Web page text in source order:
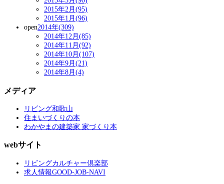
2015年2月(95)
2015年1月(96)
open2014年(309)
2014年12月(85)
2014年11月(92)
2014年10月(107)
2014年9月(21)
2014年8月(4)
メディア
リビング和歌山
住まいづくりの本
わかやまの建築家 家づくり本
webサイト
リビングカルチャー倶楽部
求人情報GOOD-JOB-NAVI